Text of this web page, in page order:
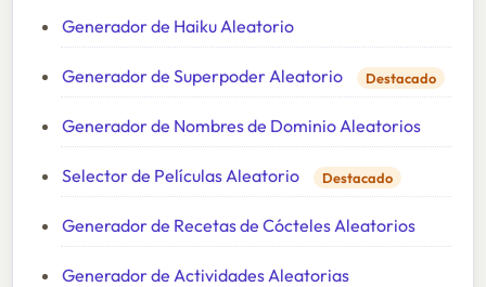
Generador de Haiku Aleatorio
Generador de Superpoder Aleatorio Destacado
Generador de Nombres de Dominio Aleatorios
Selector de Películas Aleatorio Destacado
Generador de Recetas de Cócteles Aleatorios
Generador de Actividades Aleatorias